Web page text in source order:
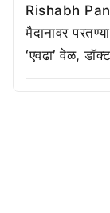
Rishabh
मैदानावर
‘एवढा’ वेळ,